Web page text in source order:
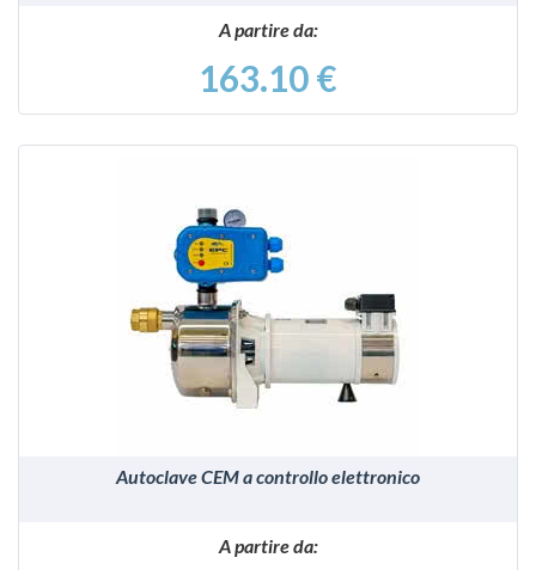
A partire da:
163.10 €
Autoclave CEM a controllo elettronico
A partire da: